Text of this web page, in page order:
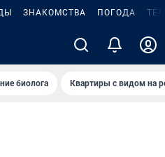
ЗНАКОМСТВА ПОГОДА
биолога Квартиры с видом на